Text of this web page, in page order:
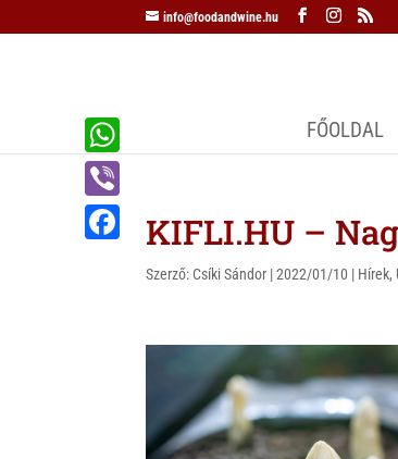
info@foodandwine.hu
FŐOLDAL
KIFLI.HU –
Szerző: Csíki Sándor |2022/01/10 | Hírek,
W
h
a
V